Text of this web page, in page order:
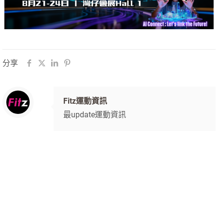
分享
Fitz運動資訊
最update運動資訊